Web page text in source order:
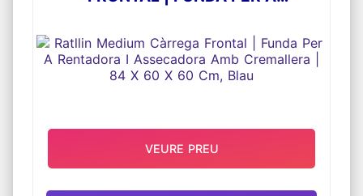
CREMALLERA | 84 X 60 X 60 CM,
BLAU
VEURE PREU